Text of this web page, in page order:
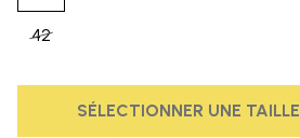
42
SÉLECTIONNER UNE TAILLE